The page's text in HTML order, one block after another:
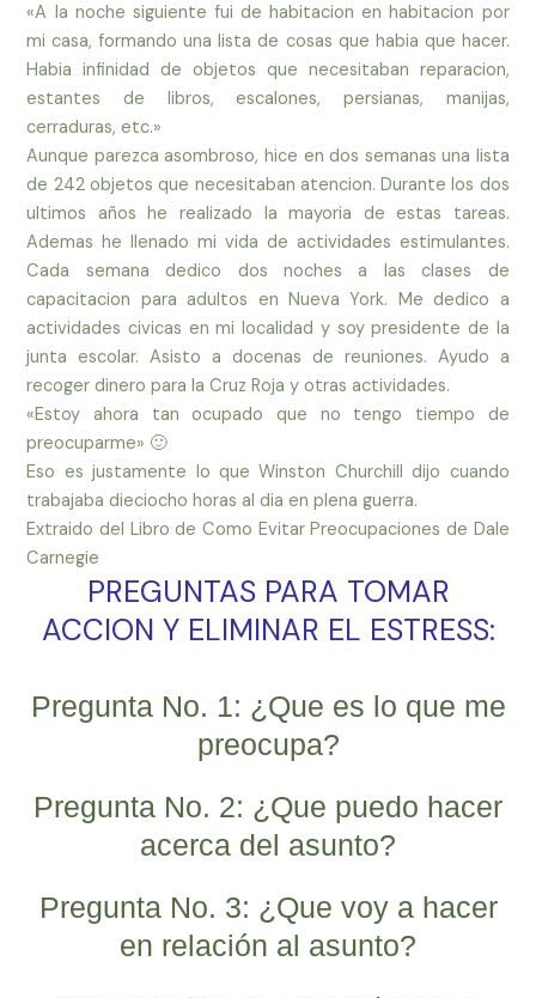
«A la noche siguiente fui de habitacion en habitacion por
mi casa, formando una lista de cosas que habia que hacer.
Habia infinidad de objetos que necesitaban reparacion,
estantes de libros, escalones, persianas, manijas,
cerraduras, etc.»
Aunque parezca asombroso, hice en dos semanas una lista
de 242 objetos que necesitaban atencion. Durante los dos
ultimos años he realizado la mayoria de estas tareas.
Ademas he llenado mi vida de actividades estimulantes.
Cada semana dedico dos noches a las clases de
capacitacion para adultos en Nueva York. Me dedico a
actividades civicas en mi localidad y soy presidente de la
junta escolar. Asisto a docenas de reuniones. Ayudo a
recoger dinero para la Cruz Roja y otras actividades.
«Estoy ahora tan ocupado que no tengo tiempo de
preocuparme» 🙂
Eso es justamente lo que Winston Churchill dijo cuando
trabajaba dieciocho horas al dia en plena guerra.
Extraido del Libro de Como Evitar Preocupaciones de Dale
Carnegie
PREGUNTAS PARA TOMAR
ACCION Y ELIMINAR EL ESTRESS:
Pregunta No. 1: ¿Que es lo que me
preocupa?
Pregunta No. 2: ¿Que puedo hacer
acerca del asunto?
Pregunta No. 3: ¿Que voy a hacer
en relación al asunto?